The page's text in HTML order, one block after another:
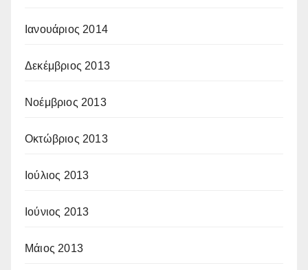
Ιανουάριος 2014
Δεκέμβριος 2013
Νοέμβριος 2013
Οκτώβριος 2013
Ιούλιος 2013
Ιούνιος 2013
Μάιος 2013